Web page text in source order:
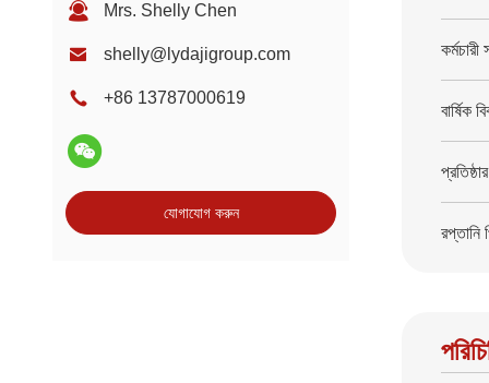
Mrs. Shelly Chen
shelly@lydajigroup.com
+86 13787000619
যোগাযোগ করুন
কর্মচারী
বার্ষিক
রপ্তানি